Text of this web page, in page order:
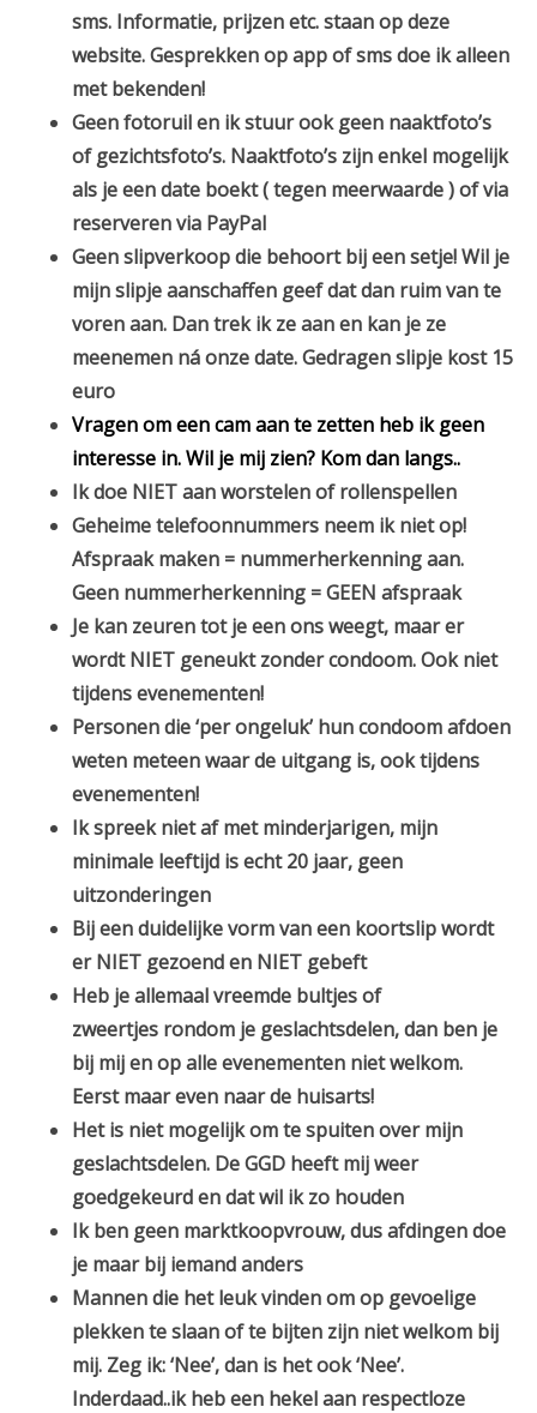
sms. Informatie, prijzen etc. staan op deze
website. Gesprekken op app of sms doe ik alleen
met bekenden!
Geen fotoruil en ik stuur ook geen naaktfoto’s
of gezichtsfoto’s. Naaktfoto’s zijn enkel mogelijk
als je een date boekt ( tegen meerwaarde ) of via
reserveren via PayPal
Geen slipverkoop die behoort bij een setje! Wil je
mijn slipje aanschaffen geef dat dan ruim van te
voren aan. Dan trek ik ze aan en kan je ze
meenemen ná onze date. Gedragen slipje kost 15
euro
Vragen om een cam aan te zetten heb ik geen
interesse in. Wil je mij zien? Kom dan langs..
Ik doe NIET aan worstelen of rollenspellen
Geheime telefoonnummers neem ik niet op!
Afspraak maken = nummerherkenning aan.
Geen nummerherkenning = GEEN afspraak
Je kan zeuren tot je een ons weegt, maar er
wordt NIET geneukt zonder condoom. Ook niet
tijdens evenementen!
Personen die ‘per ongeluk’ hun condoom afdoen
weten meteen waar de uitgang is, ook tijdens
evenementen!
Ik spreek niet af met minderjarigen, mijn
minimale leeftijd is echt 20 jaar, geen
uitzonderingen
Bij een duidelijke vorm van een koortslip wordt
er NIET gezoend en NIET gebeft
Heb je allemaal vreemde bultjes of
zweertjes rondom je geslachtsdelen, dan ben je
bij mij en op alle evenementen niet welkom.
Eerst maar even naar de huisarts!
Het is niet mogelijk om te spuiten over mijn
geslachtsdelen. De GGD heeft mij weer
goedgekeurd en dat wil ik zo houden
Ik ben geen marktkoopvrouw, dus afdingen doe
je maar bij iemand anders
Mannen die het leuk vinden om op gevoelige
plekken te slaan of te bijten zijn niet welkom bij
mij. Zeg ik: ‘Nee’, dan is het ook ‘Nee’.
Inderdaad..ik heb een hekel aan respectloze